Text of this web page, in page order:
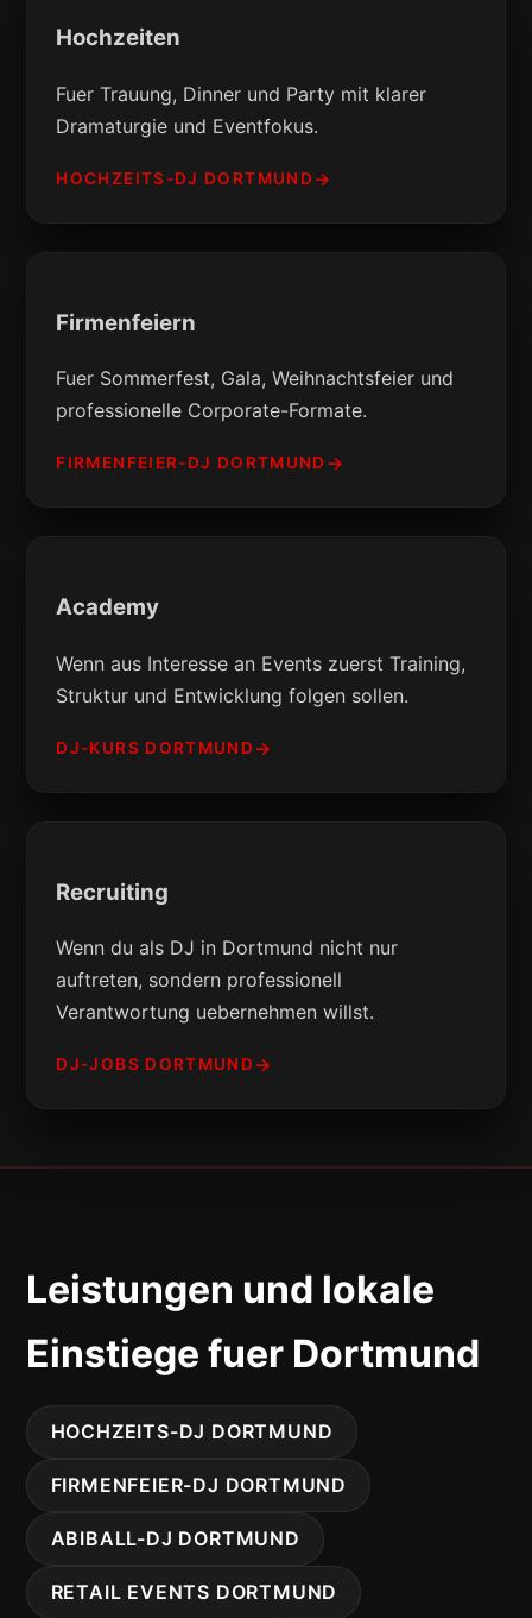
Hochzeiten
Fuer Trauung, Dinner und Party mit klarer
Dramaturgie und Eventfokus.
HOCHZEITS-DJ DORTMUND
Firmenfeiern
Fuer Sommerfest, Gala, Weihnachtsfeier und
professionelle Corporate-Formate.
FIRMENFEIER-DJ DORTMUND
Academy
Wenn aus Interesse an Events zuerst Training,
Struktur und Entwicklung folgen sollen.
DJ-KURS DORTMUND
Recruiting
Wenn du als DJ in Dortmund nicht nur
auftreten, sondern professionell
Verantwortung uebernehmen willst.
DJ-JOBS DORTMUND
Leistungen und lokale
Einstiege fuer Dortmund
HOCHZEITS-DJ DORTMUND
FIRMENFEIER-DJ DORTMUND
ABIBALL-DJ DORTMUND
RETAIL EVENTS DORTMUND